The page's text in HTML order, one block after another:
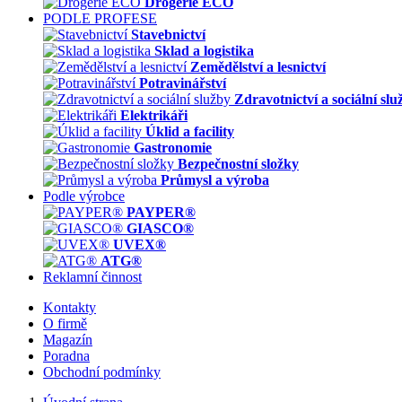
PODLE PROFESE
Stavebnictví
Sklad a logistika
Zemědělství a lesnictví
Potravinářství
Zdravotnictví a sociální
Elektrikáři
Úklid a facility
Gastronomie
Bezpečnostní složky
Průmysl a výroba
Podle výrobce
PAYPER®
GIASCO®
UVEX®
ATG®
Reklamní činnost
Kontakty
O firmě
Magazín
Poradna
Obchodní podmínky